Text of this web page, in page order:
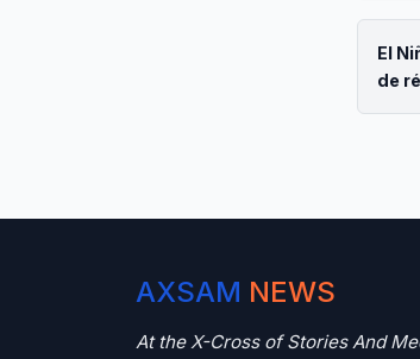
El
de
AXSAM NEWS
At the X-Cross of Stories And